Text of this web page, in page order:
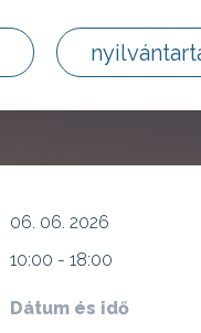
06. 06. 2026
10:00 - 18:00
Dátum és idő